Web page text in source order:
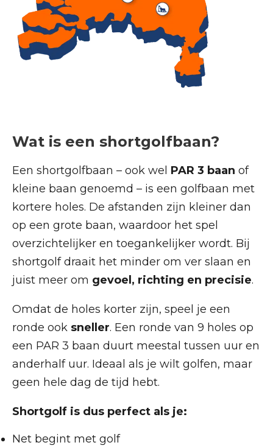
Wat is een shortgolfbaan?
Een shortgolfbaan – ook wel PAR 3 baan of
kleine baan genoemd – is een golfbaan met
kortere holes. De afstanden zijn kleiner dan
op een grote baan, waardoor het spel
overzichtelijker en toegankelijker wordt. Bij
shortgolf draait het minder om ver slaan en
juist meer om gevoel, richting en precisie.
Omdat de holes korter zijn, speel je een
ronde ook sneller. Een ronde van 9 holes op
een PAR 3 baan duurt meestal tussen uur en
anderhalf uur. Ideaal als je wilt golfen, maar
geen hele dag de tijd hebt.
Shortgolf is dus perfect als je:
Net begint met golf